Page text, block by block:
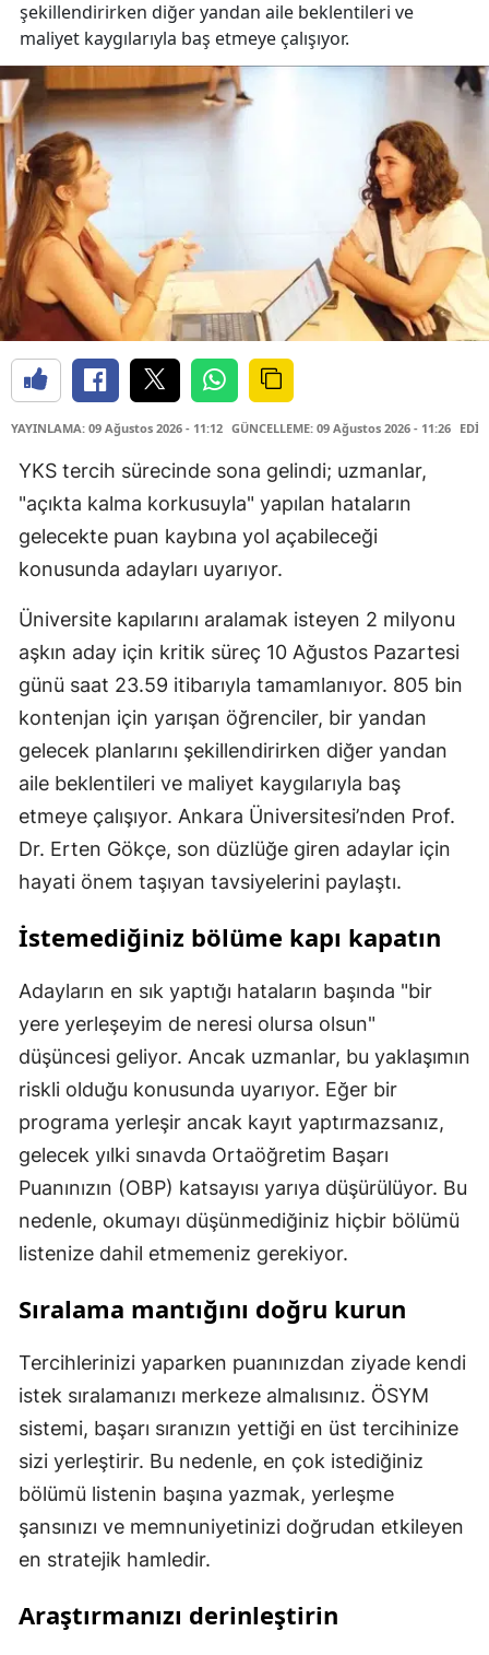
şekillendirirken diğer yandan aile beklentileri ve
maliyet kaygılarıyla baş etmeye çalışıyor.
YAYINLAMA: 09 Ağustos 2026 - 11:12 GÜNCELLEME: 09 Ağustos 2026 - 11:26
YKS tercih sürecinde sona gelindi; uzmanlar,
"açıkta kalma korkusuyla" yapılan hataların
gelecekte puan kaybına yol açabileceği
konusunda adayları uyarıyor.
Üniversite kapılarını aralamak isteyen 2 milyonu
aşkın aday için kritik süreç 10 Ağustos Pazartesi
günü saat 23.59 itibarıyla tamamlanıyor. 805 bin
kontenjan için yarışan öğrenciler, bir yandan
gelecek planlarını şekillendirirken diğer yandan
aile beklentileri ve maliyet kaygılarıyla baş
etmeye çalışıyor. Ankara Üniversitesi’nden Prof.
Dr. Erten Gökçe, son düzlüğe giren adaylar için
hayati önem taşıyan tavsiyelerini paylaştı.
İstemediğiniz bölüme kapı kapatın
Adayların en sık yaptığı hataların başında "bir
yere yerleşeyim de neresi olursa olsun"
düşüncesi geliyor. Ancak uzmanlar, bu yaklaşımın
riskli olduğu konusunda uyarıyor. Eğer bir
programa yerleşir ancak kayıt yaptırmazsanız,
gelecek yılki sınavda Ortaöğretim Başarı
Puanınızın (OBP) katsayısı yarıya düşürülüyor. Bu
nedenle, okumayı düşünmediğiniz hiçbir bölümü
listenize dahil etmemeniz gerekiyor.
Sıralama mantığını doğru kurun
Tercihlerinizi yaparken puanınızdan ziyade kendi
istek sıralamanızı merkeze almalısınız. ÖSYM
sistemi, başarı sıranızın yettiği en üst tercihinize
sizi yerleştirir. Bu nedenle, en çok istediğiniz
bölümü listenin başına yazmak, yerleşme
şansınızı ve memnuniyetinizi doğrudan etkileyen
en stratejik hamledir.
Araştırmanızı derinleştirin